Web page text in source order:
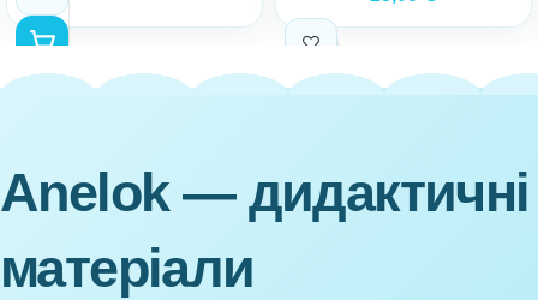
Anelok — дидактичні
матеріали